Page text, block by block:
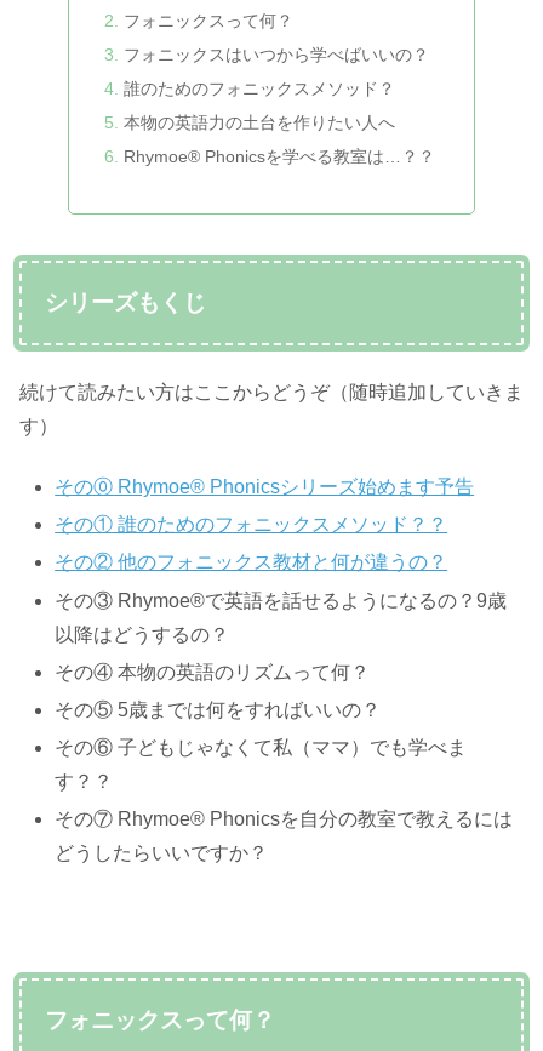
フォニックスって何？
フォニックスはいつから学べばいいの？
誰のためのフォニックスメソッド？
本物の英語力の土台を作りたい人へ
Rhymoe® Phonicsを学べる教室は…？？
シリーズもくじ
続けて読みたい方はここからどうぞ（随時追加していきま
す）
その⓪ Rhymoe® Phonicsシリーズ始めます予告
その① 誰のためのフォニックスメソッド？？
その② 他のフォニックス教材と何が違うの？
その③ Rhymoe®で英語を話せるようになるの？9歳
以降はどうするの？
その④ 本物の英語のリズムって何？
その⑤ 5歳までは何をすればいいの？
その⑥ 子どもじゃなくて私（ママ）でも学べま
す？？
その⑦ Rhymoe® Phonicsを自分の教室で教えるには
どうしたらいいですか？
フォニックスって何？